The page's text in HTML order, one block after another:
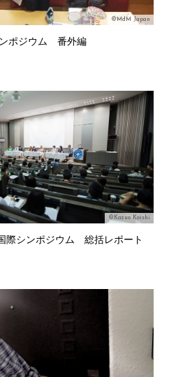
©MdM Japan
ポジウム 番外編
©Kazuo Koishi
際シンポジウム 総括レポート